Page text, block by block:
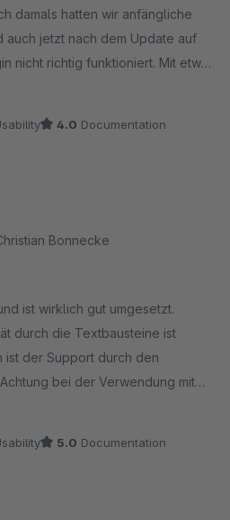
damals hatten wir anfängliche
auch jetzt nach dem Update auf
nicht richtig funktioniert. Mit etwas
Termin wurde aber schnell
4.0 Documentation
Bonnecke
ist wirklich gut umgesetzt.
durch die Textbausteine ist
ist der Support durch den
bei der Verwendung mit
verändern. Hier kann es
5.0 Documentation